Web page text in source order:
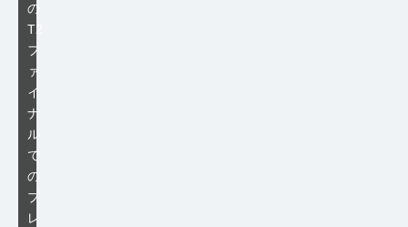
の
T2
フ
ァ
イ
ナ
ル
で
の
プ
レ